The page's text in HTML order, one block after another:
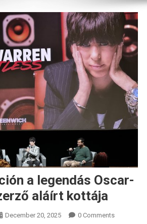
a legendás Oscar-
aláírt kottája
December 20, 2025 0 Comments